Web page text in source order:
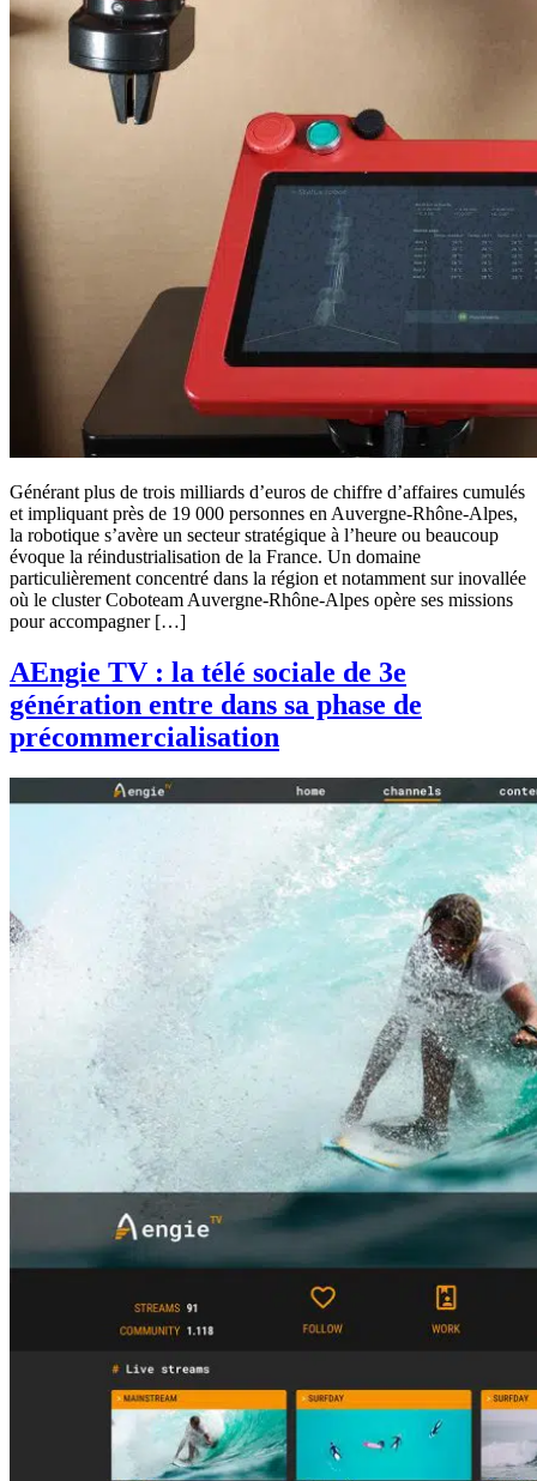
Générant plus de trois milliards d’euros de chiffre d’affaires cumulés
et impliquant près de 19 000 personnes en Auvergne-Rhône-Alpes,
la robotique s’avère un secteur stratégique à l’heure ou beaucoup
évoque la réindustrialisation de la France. Un domaine
particulièrement concentré dans la région et notamment sur inovallée
où le cluster Coboteam Auvergne-Rhône-Alpes opère ses missions
pour accompagner […]
AEngie TV : la télé sociale de 3e
génération entre dans sa phase de
précommercialisation